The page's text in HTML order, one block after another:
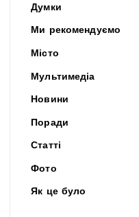
Думки
Ми рекомендуємо
Місто
Мультимедіа
Новини
Поради
Статті
Фото
Як це було